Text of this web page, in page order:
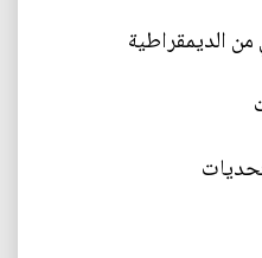
الديمقراطية